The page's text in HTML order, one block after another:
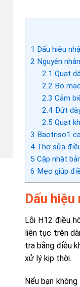
1 Dấu hiệu
2 Nguyên
2.1 Quạt
2.2 Bo
2.3 Cảm
2.4Đứt
2.5 Quạt
3 Baotriso1
4Thợ sửa
5 Cập nhật
6 Mẹo giúp
Dấu
Lỗi H12 điều
liên tục trên
tra bằng điều
xử lý kịp thời.
Nếu bạn